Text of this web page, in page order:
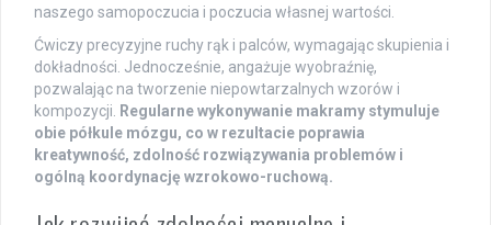
naszego samopoczucia i poczucia własnej wartości.
Ćwiczy precyzyjne ruchy rąk i palców, wymagając skupienia i
dokładności. Jednocześnie, angażuje wyobraźnię,
pozwalając na tworzenie niepowtarzalnych wzorów i
kompozycji. Regularne wykonywanie makramy stymuluje
obie półkule mózgu, co w rezultacie poprawia
kreatywność, zdolność rozwiązywania problemów i
ogólną koordynację wzrokowo-ruchową.